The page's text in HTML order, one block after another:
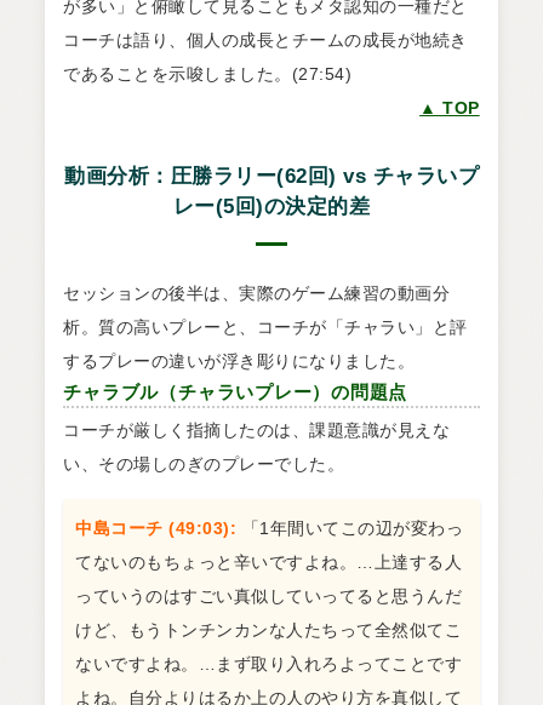
が多い」と俯瞰して見ることもメタ認知の一種だと
コーチは語り、個人の成長とチームの成長が地続き
であることを示唆しました。(27:54)
▲ TOP
動画分析：圧勝ラリー(62回) vs チャラいプ
レー(5回)の決定的差
セッションの後半は、実際のゲーム練習の動画分
析。質の高いプレーと、コーチが「チャラい」と評
するプレーの違いが浮き彫りになりました。
チャラブル（チャラいプレー）の問題点
コーチが厳しく指摘したのは、課題意識が見えな
い、その場しのぎのプレーでした。
中島コーチ (49:03): 「1年間いてこの辺が変わっ
てないのもちょっと辛いですよね。…上達する人
っていうのはすごい真似していってると思うんだ
けど、もうトンチンカンな人たちって全然似てこ
ないですよね。…まず取り入れろよってことです
よね。自分よりはるか上の人のやり方を真似して